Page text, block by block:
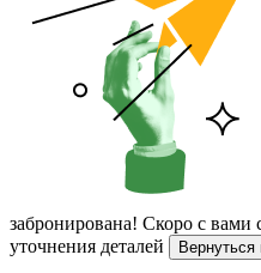
забронирована! Скоро с вами
уточнения деталей